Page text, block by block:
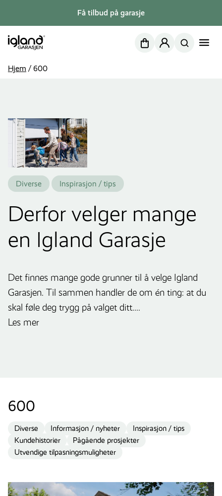
Få tilbud på garasje
NettbutikkMin side
Hjem /600
Diverse Inspirasjon / tips
Derfor velger mange
en Igland Garasje
Det finnes mange gode grunner til å velge Igland
Garasjen. Til sammen handler de om én ting: at du
skal føle deg trygg på valget ditt....
Les mer
600
Diverse Informasjon / nyheter
Inspirasjon / tips
Kundehistorier
Pågående prosjekter
Utvendige tilpasningsmuligheter